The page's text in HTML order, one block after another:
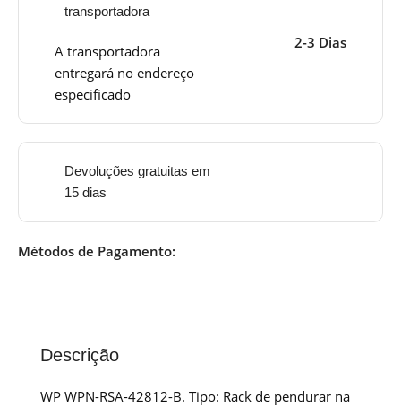
transportadora
A transportadora
entregará no endereço
especificado
2-3 Dias
Devoluções gratuitas em
15 dias
Métodos de Pagamento:
Descrição
WP WPN-RSA-42812-B. Tipo: Rack de pendurar na